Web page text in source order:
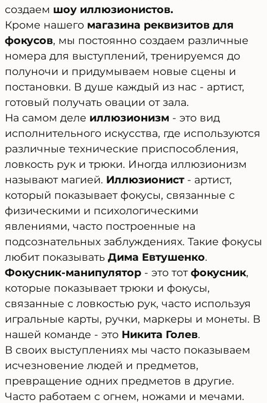
создаем шоу иллюзионистов.
Кроме нашего магазина реквизитов для
фокусов, мы постоянно создаем различные
номера для выступлений, тренируемся до
полуночи и придумываем новые сцены и
постановки. В душе каждый из нас - артист,
готовый получать овации от зала.
На самом деле иллюзионизм - это вид
исполнительного искусства, где используются
различные технические приспособления,
ловкость рук и трюки. Иногда иллюзионизм
называют магией. Иллюзионист- артист,
который показывает фокусы, связанные с
физическими и психологическими
явлениями, часто построенные на
подсознательных заблуждениях. Такие фокусы
любит показывать Дима Евтушенко.
Фокусник-манипулятор - это тотфокусник,
которые показывает трюки и фокусы,
связанные с ловкостью рук, часто используя
игральные карты, ручки, маркеры и монеты. В
нашей команде - это Никита Голев.
В своих выступлениях мы часто показываем
исчезновение людей и предметов,
превращение одних предметов в другие.
Часто работаем с огнем, ножами и мечами.